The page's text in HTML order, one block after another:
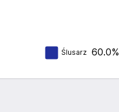
Ślusarz 60.0%